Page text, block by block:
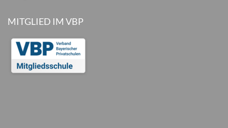
MITGLIED IM VBP